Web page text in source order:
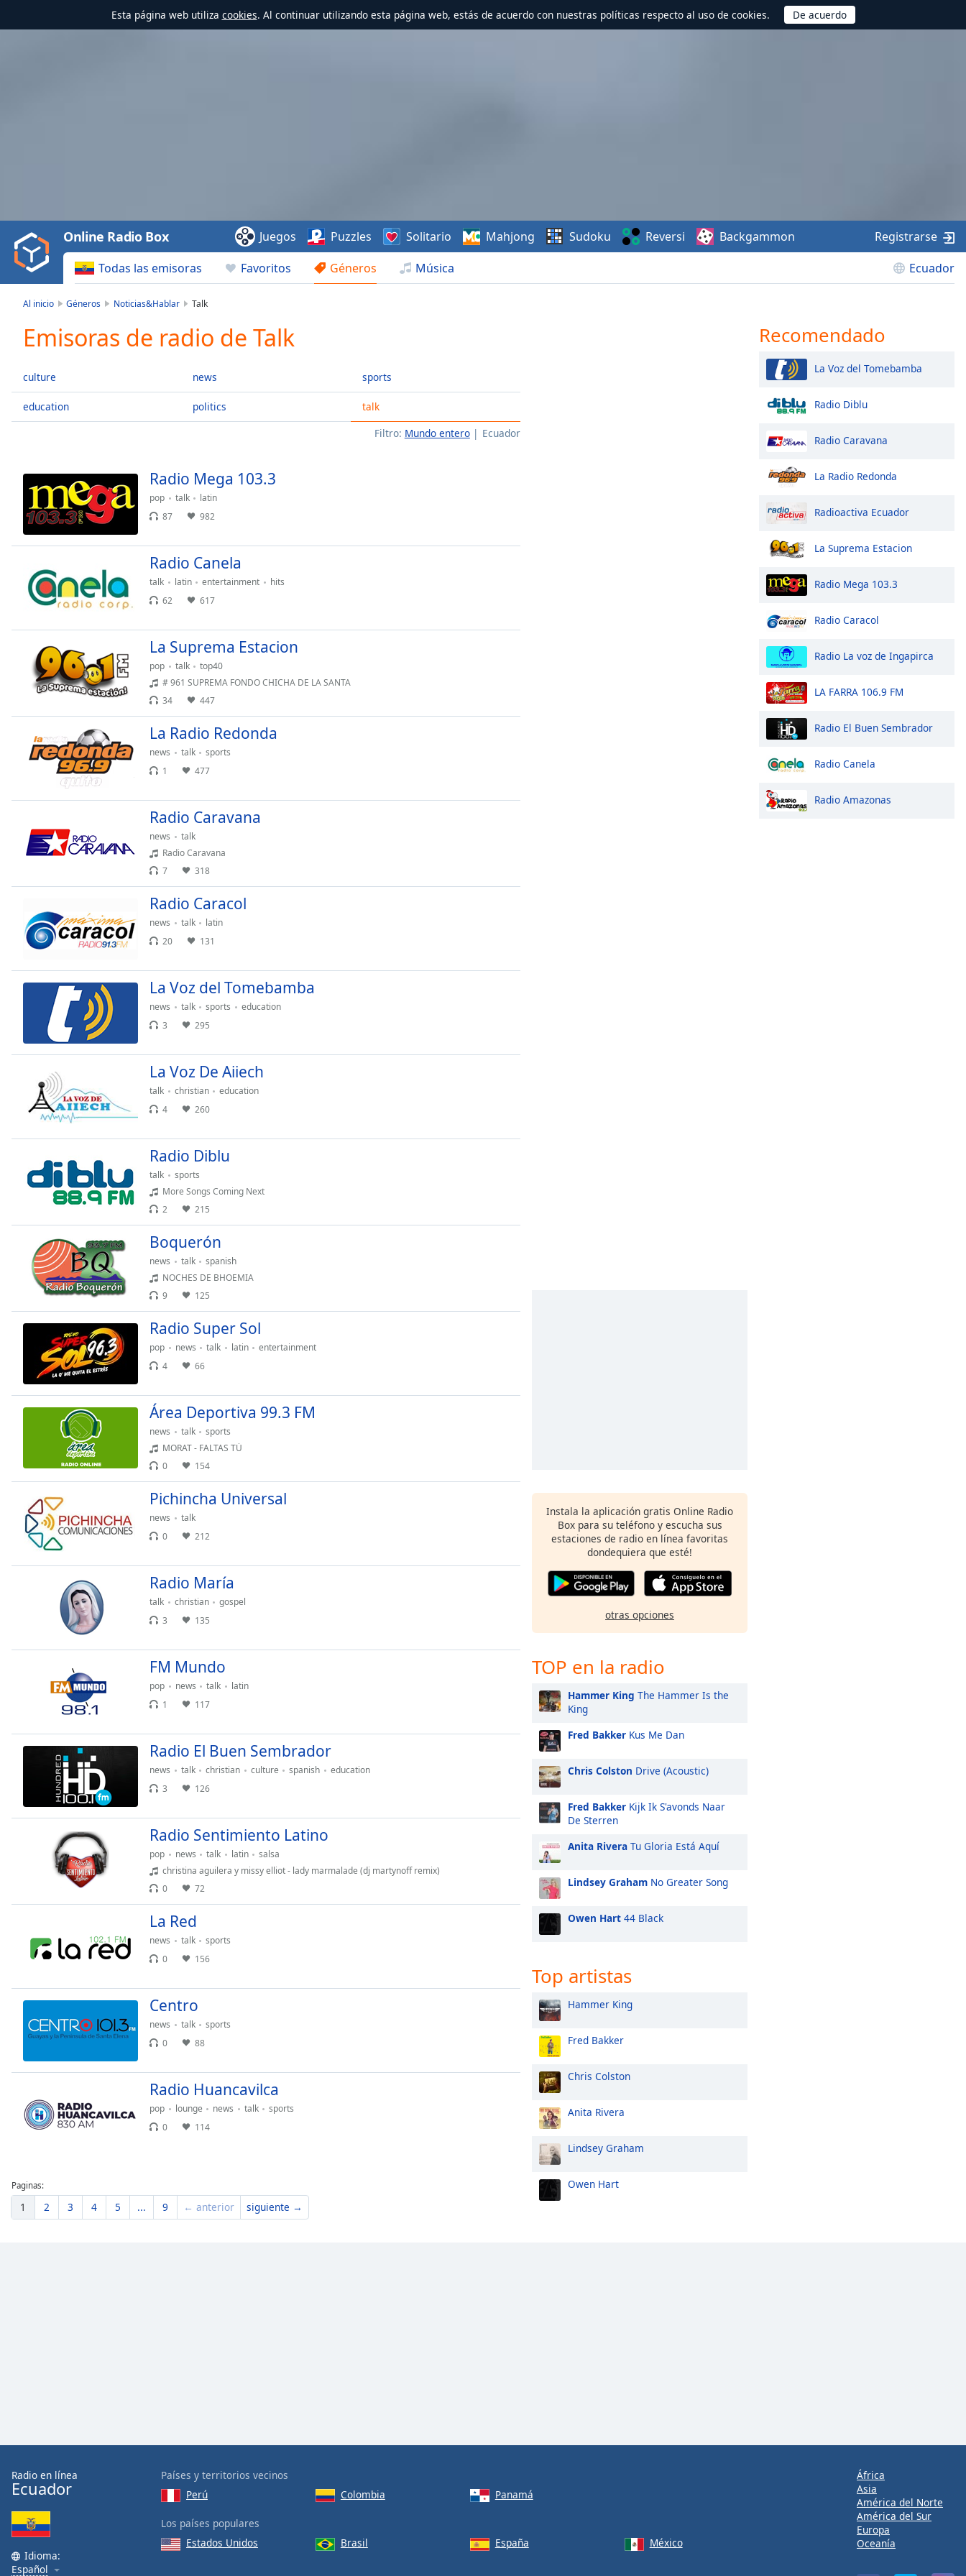
Esta página web utiliza cookies. Al continuar utilizando esta página web, estás de acuerdo con nuestras políticas respecto al uso de cookies.
Video
Play
Backward
Skip
Current
Time0:00
Duration-:-
Loaded:
0.00%
0:00
currently
behind
LIVE
Remaining
Time-
Playback
Chapters
Chapters
descriptions
off,
selected
settings,
opens
subtitles
off,
selected
Audio
Track
modal
Beginning
dialog
Escape
cancel
Opacity
Background
Color
Opacity
Caption
Background
Opacity
Done
Dialog
dialog
window.
Todas las emisoras Favoritos Géneros Música Ecuador
Online Radio Box Juegos Puzzles Solitario Mahjong Sudoku Reversi Backgammon Registrarse
Al inicio Géneros Noticias&Hablar Talk
Emisoras de radio de Talk
culture
education
news
politics
sports
talk
Filtro: Mundo entero Ecuador
Radio Mega 103.3
pop talk
latin
87
982
Radio Canela
talk latin entertainment
hits
62
617
La Suprema Estacion
pop talk
top40
# 961 SUPREMA FONDO CHICHA DE LA SANTA
34
447
La Radio Redonda
news talk
sports
1
477
Radio Caravana
news
talk
Radio Caravana
7
318
Radio Caracol
news talk
latin
20
131
La Voz del Tomebamba
news talk sports
education
3
295
La Voz De Aiiech
talk christian
education
4
260
Radio Diblu
talk
sports
More Songs Coming Next
2
215
Boquerón
news talk
spanish
NOCHES DE BHOEMIA
9
125
Radio Super Sol
pop news talk latin
entertainment
4
66
Área Deportiva 99.3 FM
news talk
sports
MORAT - FALTAS TÚ
0
154
Pichincha Universal
news
talk
0
212
Radio María
talk christian
gospel
3
135
FM Mundo
pop news talk
latin
1
117
Radio El Buen Sembrador
news talk christian culture spanish
education
3
126
Radio Sentimiento Latino
pop news talk latin
salsa
christina aguilera y missy elliot - lady marmalade (dj martynoff remix)
0
72
La Red
news talk
sports
0
156
Centro
news talk
sports
0
88
Radio Huancavilca
pop lounge news talk
sports
0
114
Paginas:
1 2 3 4 5 ... 9 ← anterior siguiente →
Instala la aplicación gratis Online Radio
Box para su teléfono y escucha sus
estaciones de radio en línea favoritas
dondequiera que esté!
otras opciones
TOP en la radio
Hammer King The Hammer Is the
King
Fred Bakker Kus Me Dan
Chris Colston Drive (Acoustic)
Fred Bakker Kijk Ik S'avonds Naar
De Sterren
Anita Rivera Tu Gloria Está Aquí
Lindsey Graham No Greater Song
Owen Hart 44 Black
Top artistas
Hammer King
Fred Bakker
Chris Colston
Anita Rivera
Lindsey Graham
Owen Hart
Recomendado
La Voz del Tomebamba
Radio Diblu
Radio Caravana
La Radio Redonda
Radioactiva Ecuador
La Suprema Estacion
Radio Mega 103.3
Radio Caracol
Radio La voz de Ingapirca
LA FARRA 106.9 FM
Radio El Buen Sembrador
Radio Canela
Radio Amazonas
Radio en línea
Ecuador
Idioma:
Español
Países y territorios vecinos
Perú
Colombia Panamá
Los países populares
Estados Unidos
Brasil España México
África
Asia
América del Norte
América del Sur
Europa
Oceanía